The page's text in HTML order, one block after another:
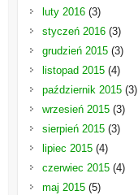
luty 2016(3)
styczeń 2016(3)
grudzień 2015(3)
listopad 2015(4)
październik 2015(3)
wrzesień 2015(3)
sierpień 2015(3)
lipiec 2015(4)
czerwiec 2015(4)
maj 2015(5)